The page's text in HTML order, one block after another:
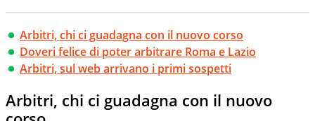
Arbitri, chi ci guadagna con il nuovo corso
Doveri felice di poter arbitrare Roma e Lazio
Arbitri, sul web arrivano i primi sospetti
Arbitri, chi ci guadagna con il nuovo